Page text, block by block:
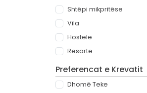
Shtëpi mikpritëse
Vila
Hostele
Resorte
Preferencat e Krevatit
Dhomë Teke